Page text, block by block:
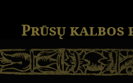
Prūsų kalbos